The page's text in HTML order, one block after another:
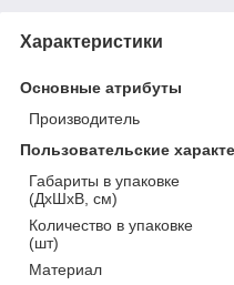
Характеристики
Основные атрибуты
Производитель
Пользовательские
Габариты в упаковке
(ДхШхВ, см)
Количество в упаковке
(шт)
Материал